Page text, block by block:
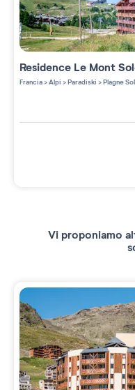
Residence Le Mont
Francia>Alpi >Paradiski >Plagne
Vi proponiamo